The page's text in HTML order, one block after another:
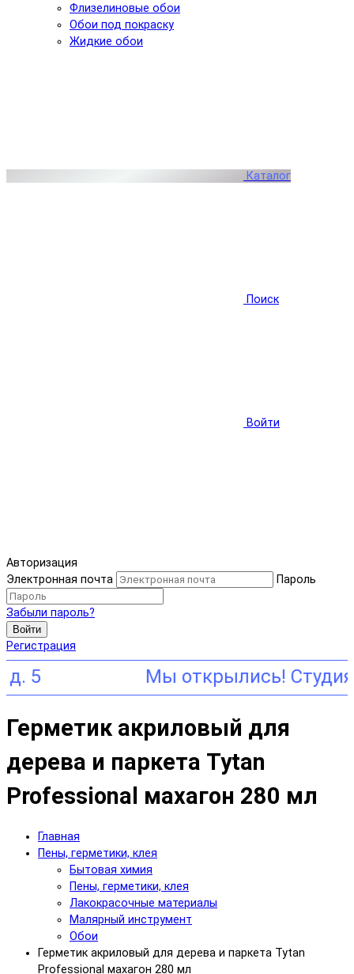
Флизелиновые обои
Обои под покраску
Жидкие обои
Каталог
Поиск
Войти
Авторизация
Электронная почта
Пароль
Забыли пароль?
Войти
Регистрация
Герметик акриловый для
дерева и паркета Tytan
Professional махагон 280 мл
Главная
Пены, герметики, клея
Бытовая химия
Пены, герметики, клея
Лакокрасочные материалы
Малярный инструмент
Обои
Герметик акриловый для дерева и паркета Tytan
Professional махагон 280 мл